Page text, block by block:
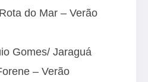
do Mar – Verão
Gomes/ Jaraguá
– Verão